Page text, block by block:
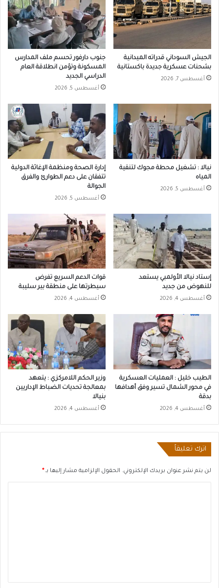
الجيش السوداني قدراته الميدانية
بشحنات عسكرية جديدة باكستانية
أغسطس 7, 2026
جنوب دارفور تحسم ملف المدارس
المسكونة وتؤمن انطلاقة العام
الدراسي الجديد
أغسطس 5, 2026
نيالا : تشغيل محطة مجوك لتنقية
المياه
أغسطس 5, 2026
إدارة الصحة ومنظمة الإغاثة الدولية
تتفقان على دعم الطوارئ والفرق
الجوالة
أغسطس 5, 2026
إستاد نيالا الأولمبي يستعد
للنهوض من جديد
أغسطس 4, 2026
قوات الدعم السريع تفرض
سيطرتها على منطقة بير سليبة
أغسطس 4, 2026
الطيب خليل : العمليات العسكرية
في محور الشمال تسير وفق أهدافها
بدقة
أغسطس 4, 2026
وزير الحكم اللامركزي : يتعهد
بمعالجة تحديات الضباط الإداريين
بنيالا
أغسطس 4, 2026
اترك تعليقاً
لن يتم نشر عنوان بريدك الإلكتروني. الحقول الإلزامية مشار إليها بـ *